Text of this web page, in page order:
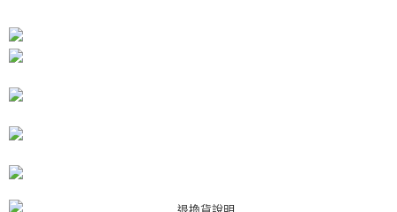
客戶支援中心」
【注意事項】
易，需依本服務之必要範圍內提供個人資料，並將交易相關給付款項請求債
https://aftee.tw/terms/#terms3
「AFTEE先享後付」，若未經同意申辦者引起之損失，本公司不負相關責
４．使用「AFTEE先享後付」時，將依據個別帳號之用戶狀況，依本公司即
海外宅配